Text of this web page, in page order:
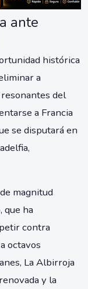
ante
histórica
a
del
a Francia
se disputará en
magnitud
que ha
contra
octavos
La Albirroja
y la